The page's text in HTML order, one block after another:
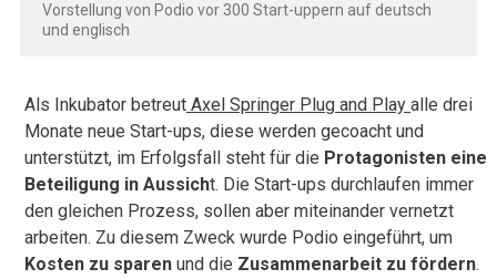
Vorstellung von Podio vor 300 Start-uppern auf deutsch
und englisch
Als Inkubator betreut Axel Springer Plug and Play alle drei
Monate neue Start-ups, diese werden gecoacht und
unterstützt, im Erfolgsfall steht für die Protagonisten eine
Beteiligung in Aussicht. Die Start-ups durchlaufen immer
den gleichen Prozess, sollen aber miteinander vernetzt
arbeiten. Zu diesem Zweck wurde Podio eingeführt, um
Kosten zu sparen und die Zusammenarbeit zu fördern.